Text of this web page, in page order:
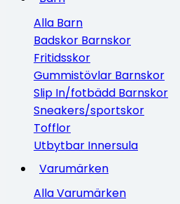
Alla Barn
Badskor Barnskor
Fritidsskor
Gummistövlar Barnskor
Slip In/fotbädd Barnskor
Sneakers/sportskor
Tofflor
Utbytbar Innersula
Varumärken
Alla Varumärken